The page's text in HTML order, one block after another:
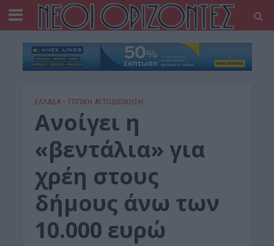
ΕΛΛΑΔΑ • ΤΟΠΙΚΗ ΑΥΤΟΔΙΟΙΚΗΣΗ
Ανοίγει η
«βεντάλια» για
χρέη στους
δήμους άνω των
10.000 ευρώ